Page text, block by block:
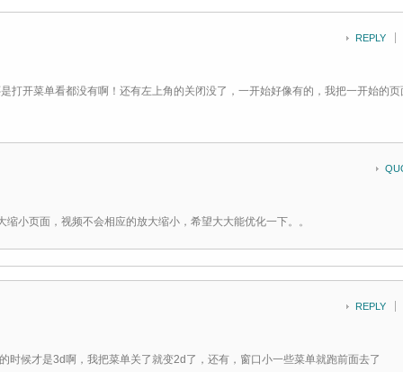
REPLY
打开菜单看都没有啊！还有左上角的关闭没了，一开始好像有的，我把一开始的
小页面，视频不会相应的放大缩小，希望大大能优化一下。。
REPLY
时候才是3d啊，我把菜单关了就变2d了，还有，窗口小一些菜单就跑前面去了